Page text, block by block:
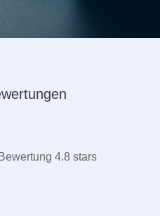
4.8 stars